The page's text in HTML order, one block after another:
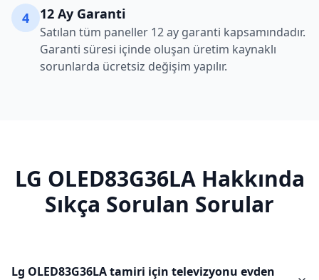
4 12 Ay Garanti
Satılan tüm paneller 12 ay garanti kapsamındadır.
Garanti süresi içinde oluşan üretim kaynaklı
sorunlarda ücretsiz değişim yapılır.
LG OLED83G36LAHakkında
Sıkça Sorulan Sorular
Lg OLED83G36LA tamiri için televizyonu evden